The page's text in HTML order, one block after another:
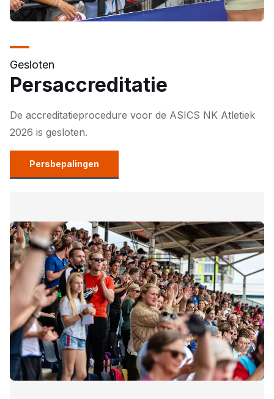
Gesloten
Persaccreditatie
De accreditatieprocedure voor de ASICS NK Atletiek
2026 is gesloten.
Persbepalingen